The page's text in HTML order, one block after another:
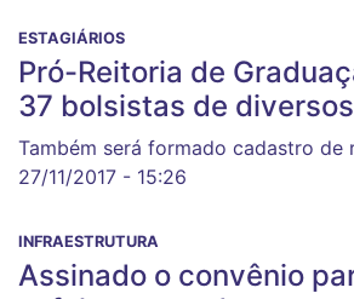
ESTAGIÁRIOS
Pró-Reitoria de
37 bolsistas de
Também será formado cadastro de
27/11/2017 - 15:26
INFRAESTRUTURA
Assinado o convênio